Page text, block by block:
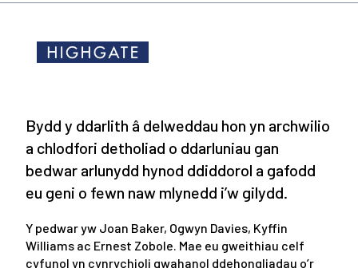
Bydd y ddarlith â delweddau hon yn archwilio
a chlodfori detholiad o ddarluniau gan
bedwar arlunydd hynod ddiddorol a gafodd
eu geni o fewn naw mlynedd i’w gilydd.
Y pedwar yw Joan Baker, Ogwyn Davies, Kyffin
Williams ac Ernest Zobole. Mae eu gweithiau celf
cyfunol yn cynrychioli gwahanol ddehongliadau o’r